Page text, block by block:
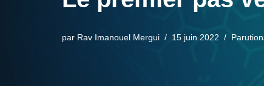
par Rav Imanouel Mergui 15 juin 2022